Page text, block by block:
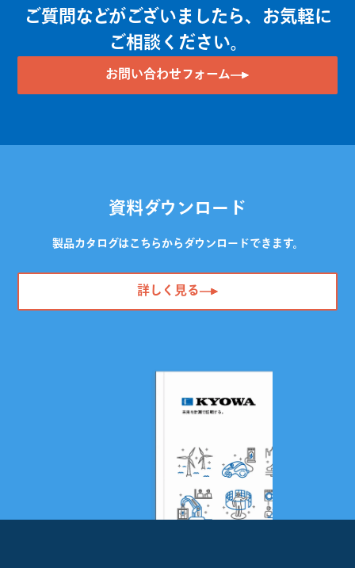
ご質問などがございましたら、お気軽に
ご相談ください。
お問い合わせフォーム
資料ダウンロード
製品カタログはこちらからダウンロードできます。
詳しく見る